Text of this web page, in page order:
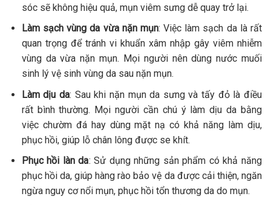
sóc sẽ không hiệu quả, mụn viêm sưng dễ quay trở lại.
Làm sạch vùng da vừa nặn mụn: Việc làm sạch da là rất
quan trọng để tránh vi khuẩn xâm nhập gây viêm nhiễm
vùng da vừa nặn mụn. Mọi người nên dùng nước muối
sinh lý vệ sinh vùng da sau nặn mụn.
Làm dịu da: Sau khi nặn mụn da sưng và tấy đỏ là điều
rất bình thường. Mọi người cần chú ý làm dịu da bằng
việc chườm đá hay dùng mặt nạ có khả năng làm dịu,
phục hồi, giúp lỗ chân lông được se khít.
Phục hồi làn da: Sử dụng những sản phẩm có khả năng
phục hồi da, giúp hàng rào bảo vệ da được cải thiện, ngăn
ngừa nguy cơ nổi mụn, phục hồi tổn thương da do mụn.